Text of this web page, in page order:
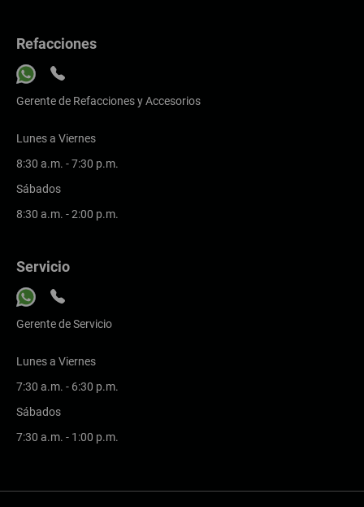
Refacciones
Gerente de Refacciones y Accesorios
Lunes a Viernes
8:30 a.m. - 7:30 p.m.
Sábados
8:30 a.m. - 2:00 p.m.
Servicio
Gerente de Servicio
Lunes a Viernes
7:30 a.m. - 6:30 p.m.
Sábados
7:30 a.m. - 1:00 p.m.